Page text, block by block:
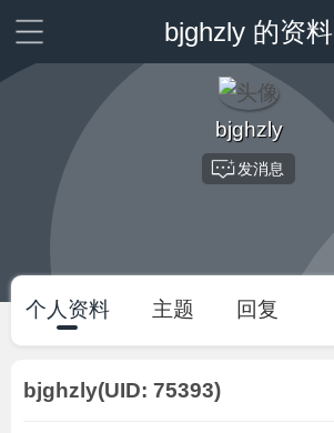
bjghzly 的资料
bjghzly
发消息
个人资料 主题 回复
bjghzly(UID: 75393)